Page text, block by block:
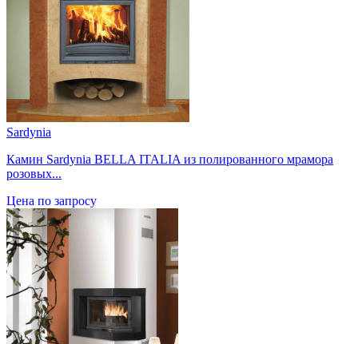
Sardynia
Камин Sardynia BELLA ITALIA из полированного мрамора
розовых...
Цена по запросу